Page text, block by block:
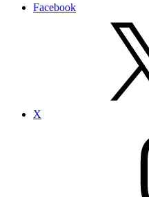
Facebook
X